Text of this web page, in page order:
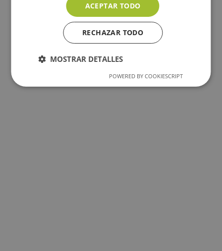
ACEPTAR TODO
RECHAZAR TODO
MOSTRAR DETALLES
POWERED BY COOKIESCRIPT